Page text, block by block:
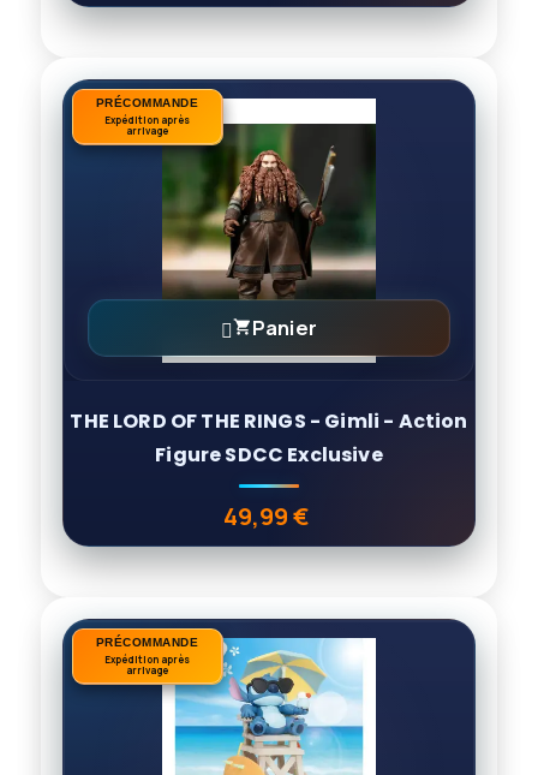
PRÉCOMMANDE
Expédition après
arrivage
Panier
THE LORD OF THE RINGS - Gimli - Action
Figure SDCC Exclusive
Prix
49,99 €
PRÉCOMMANDE
Expédition après
arrivage
PRÉCOMMANDE
Expédition après
arrivage
PRÉCOMMANDE
Expédition après
arrivage